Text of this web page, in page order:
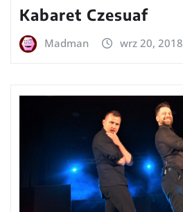
Kabaret Czesuaf
Madman wrz 20, 2018